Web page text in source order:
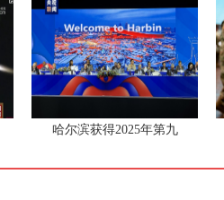
哈尔滨获得2025年第九